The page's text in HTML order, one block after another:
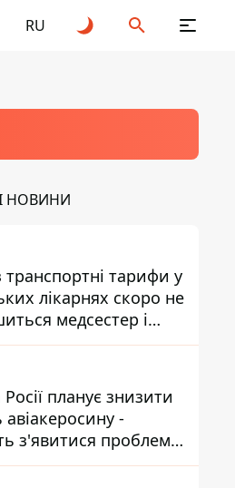
RU
НОВИНИ
транспортні тарифи у
лікарнях скоро не
медсестер і
- професор
планує знизити
авіакеросину -
з'явитися проблеми
до Якутії